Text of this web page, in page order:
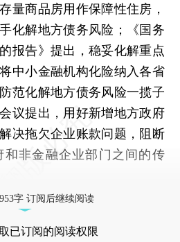
量商品房用作保障性住房，
化解地方债务风险；《国务
报告》提出，稳妥化解重点
中小金融机构化险纳入各省
范化解地方债务风险一揽子
议提出，用好新增地方政府
决拖欠企业账款问题，阻断
非金融企业部门之间的传
字 订阅后继续阅读
已订阅的阅读权限